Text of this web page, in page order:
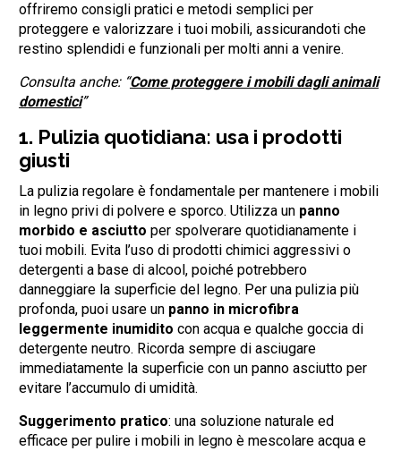
offriremo consigli pratici e metodi semplici per
proteggere e valorizzare i tuoi mobili, assicurandoti che
restino splendidi e funzionali per molti anni a venire.
Consulta anche: “Come proteggere i mobili dagli animali
domestici”
1. Pulizia quotidiana: usa i prodotti
giusti
La pulizia regolare è fondamentale per mantenere i mobili
in legno privi di polvere e sporco. Utilizza un panno
morbido e asciutto per spolverare quotidianamente i
tuoi mobili. Evita l’uso di prodotti chimici aggressivi o
detergenti a base di alcool, poiché potrebbero
danneggiare la superficie del legno. Per una pulizia più
profonda, puoi usare un panno in microfibra
leggermente inumidito con acqua e qualche goccia di
detergente neutro. Ricorda sempre di asciugare
immediatamente la superficie con un panno asciutto per
evitare l’accumulo di umidità.
Suggerimento pratico: una soluzione naturale ed
efficace per pulire i mobili in legno è mescolare acqua e